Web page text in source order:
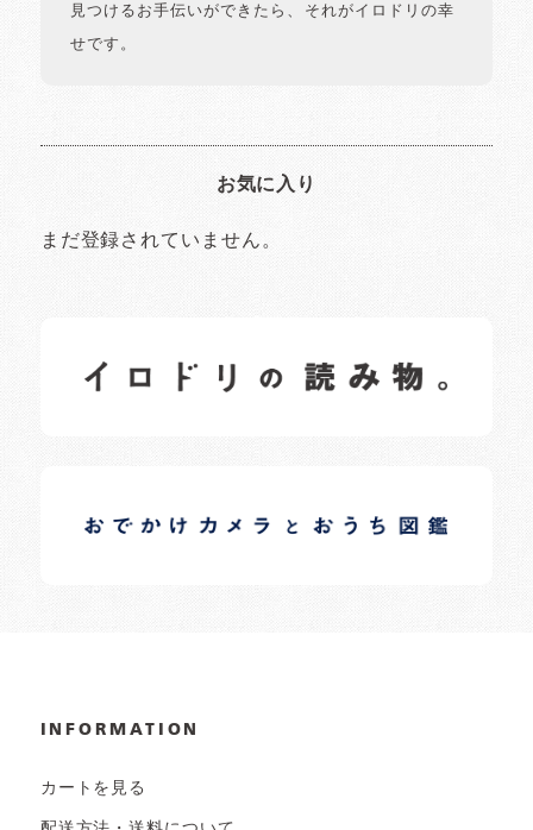
見つけるお手伝いができたら、それがイロドリの幸
せです。
お気に入り
まだ登録されていません。
日常の様子など随時更新中です。
日常の様子など随時更新中です。
INFORMATION
カートを見る